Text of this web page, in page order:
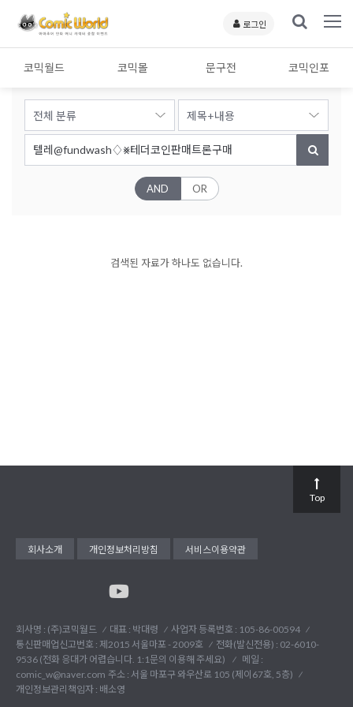
로그인
코믹월드 코믹몰 문구전 코믹인포
AND OR
검색된 자료가 하나도 없습니다.
회사소개 개인정보처리방침 서비스이용약관
회사명 : (주)코믹월드 대표 : 박대령
사업자 등록번호 : 105-86-00594
통신판매업신고번호 : 제2015 서울마포 - 2009호
전화(발신전용) : 02-6010-
9536 (전화 응대가 어렵습니다. 1:1문의 이용해 주세요)
메일 :
comic_w@naver.com 주소 : 서울 마포구 와우산로 105 (제이67호, 5층)
개인정보관리책임자 : 배소영
Top